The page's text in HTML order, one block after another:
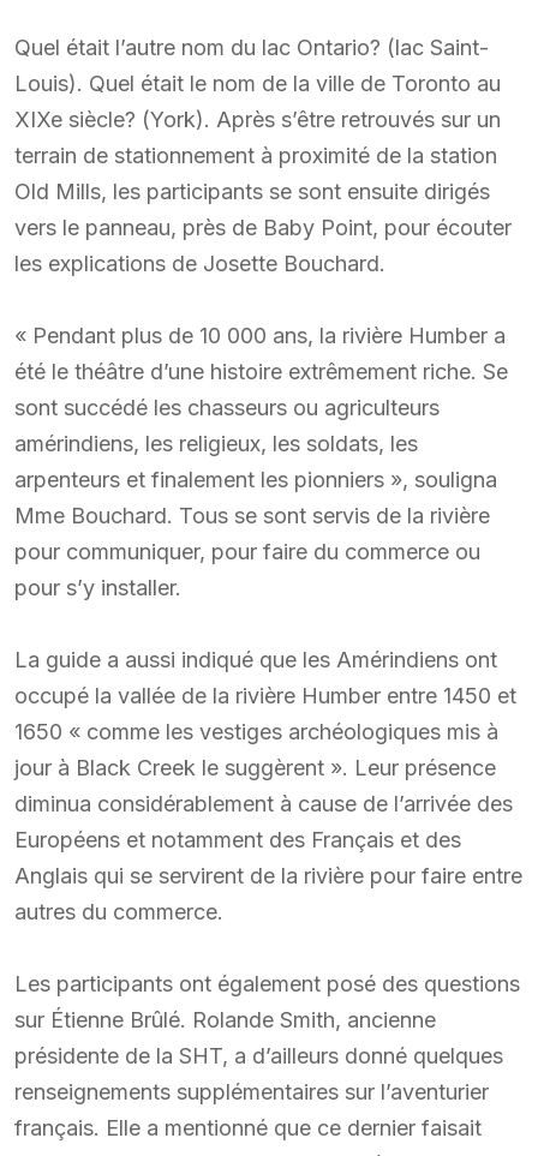
Quel était l’autre nom du lac Ontario? (lac Saint-
Louis). Quel était le nom de la ville de Toronto au
XIXe siècle? (York). Après s’être retrouvés sur un
terrain de stationnement à proximité de la station
Old Mills, les participants se sont ensuite dirigés
vers le panneau, près de Baby Point, pour écouter
les explications de Josette Bouchard.
« Pendant plus de 10 000 ans, la rivière Humber a
été le théâtre d’une histoire extrêmement riche. Se
sont succédé les chasseurs ou agriculteurs
amérindiens, les religieux, les soldats, les
arpenteurs et finalement les pionniers », souligna
Mme Bouchard. Tous se sont servis de la rivière
pour communiquer, pour faire du commerce ou
pour s’y installer.
La guide a aussi indiqué que les Amérindiens ont
occupé la vallée de la rivière Humber entre 1450 et
1650 « comme les vestiges archéologiques mis à
jour à Black Creek le suggèrent ». Leur présence
diminua considérablement à cause de l’arrivée des
Européens et notamment des Français et des
Anglais qui se servirent de la rivière pour faire entre
autres du commerce.
Les participants ont également posé des questions
sur Étienne Brûlé. Rolande Smith, ancienne
présidente de la SHT, a d’ailleurs donné quelques
renseignements supplémentaires sur l’aventurier
français. Elle a mentionné que ce dernier faisait